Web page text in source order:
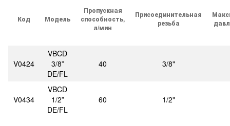
Код Модель
Пропускная
способность,
л/мин
Присоединительная
резьба
V0424
VBCD
3/8”
DE/FL
40 3/8"
V0434
VBCD
1/2”
DE/FL
60 1/2"